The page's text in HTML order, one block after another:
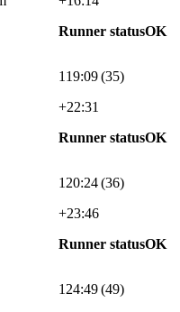
Runner statusOK
119:09 (35)
+22:31
Runner statusOK
120:24 (36)
+23:46
Runner statusOK
124:49 (49)